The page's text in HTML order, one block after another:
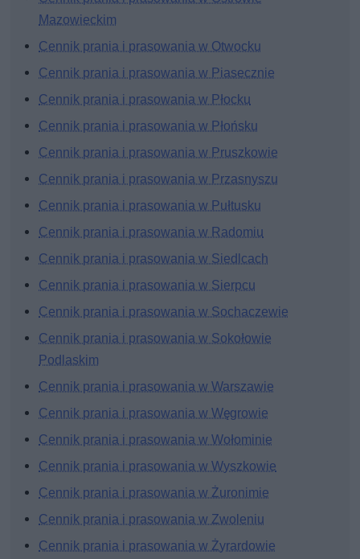
Mazowieckim
Cennik prania i prasowania w Otwocku
Cennik prania i prasowania w Piasecznie
Cennik prania i prasowania w Płocku
Cennik prania i prasowania w Płońsku
Cennik prania i prasowania w Pruszkowie
Cennik prania i prasowania w Przasnyszu
Cennik prania i prasowania w Pułtusku
Cennik prania i prasowania w Radomiu
Cennik prania i prasowania w Siedlcach
Cennik prania i prasowania w Sierpcu
Cennik prania i prasowania w Sochaczewie
Cennik prania i prasowania w Sokołowie
Podlaskim
Cennik prania i prasowania w Warszawie
Cennik prania i prasowania w Węgrowie
Cennik prania i prasowania w Wołominie
Cennik prania i prasowania w Wyszkowie
Cennik prania i prasowania w Żuronimie
Cennik prania i prasowania w Zwoleniu
Cennik prania i prasowania w Żyrardowie